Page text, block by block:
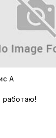
А
работаю!